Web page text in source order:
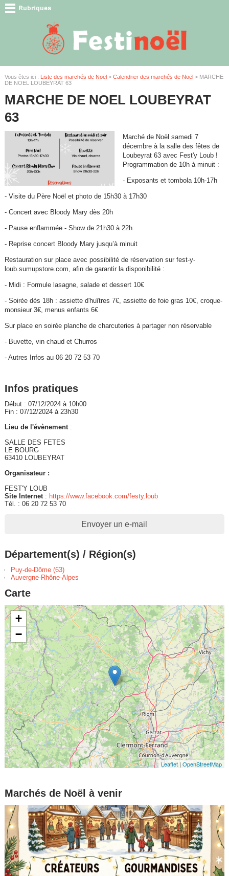
Vous êtes ici : Liste des marchés de Noël> Calendrier des marchés de Noël> MARCHE
DE NOEL LOUBEYRAT 63
MARCHE DE NOEL LOUBEYRAT
63
Marché de Noël samedi 7
décembre à la salle des fêtes de
Loubeyrat 63 avec Fest'y Loub !
Programmation de 10h à minuit :
- Exposants et tombola 10h-17h
- ⁠Visite du Père Noël et photo de 15h30 à 17h30
- ⁠Concert avec Bloody Mary dès 20h
- ⁠Pause enflammée - Show de 21h30 à 22h
- ⁠Reprise concert Bloody Mary jusqu’à minuit
⁠Restauration sur place avec possibilité de réservation sur fest-y-
loub.sumupstore.com, afin de garantir la disponibilité :
- Midi : Formule lasagne, salade et dessert 10€
- ⁠Soirée dès 18h : assiette d'huîtres 7€, assiette de foie gras 10€, croque-
monsieur 3€, menus enfants 6€
Sur place en soirée planche de charcuteries à partager non réservable
- ⁠Buvette, vin chaud et Churros
- Autres Infos au 06 20 72 53 70
Infos pratiques
Début : 07/12/2024 à 10h00
Fin : 07/12/2024 à 23h30
Lieu de l'évènement:
SALLE DES FETES
LE BOURG
63410 LOUBEYRAT
Organisateur :
FEST'Y LOUB
Site Internet: https://www.facebook.com/festy.loub
Tél. : 06 20 72 53 70
Envoyer un e-mail
Département(s) / Région(s)
Puy-de-Dôme (63)
Auvergne-Rhône-Alpes
Carte
+
−
Leaflet |OpenStreetMap
Marchés de Noël à venir